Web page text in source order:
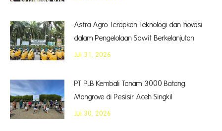
Astra Agro Terapkan Teknologi dan Inovasi
dalam Pengelolaan Sawit Berkelanjutan
Juli 31, 2026
PT PLB Kembali Tanam 3000 Batang
Mangrove di Pesisir Aceh Singkil
Juli 30, 2026